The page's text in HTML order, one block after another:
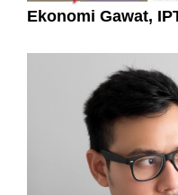
Ekonomi Gawat,